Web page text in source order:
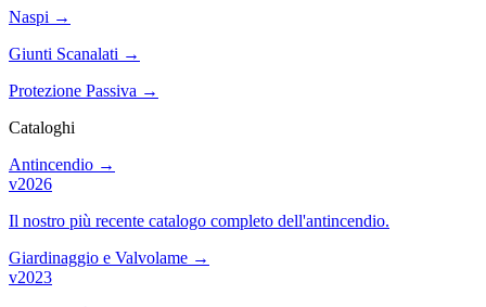
Naspi →
Giunti Scanalati →
Protezione Passiva →
Cataloghi
Antincendio →
v2026
Il nostro più recente catalogo completo dell'antincendio.
Giardinaggio e Valvolame →
v2023